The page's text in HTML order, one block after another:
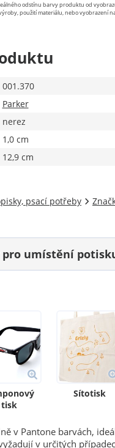
odstínu barvy produktu od
použití materiálu, nebo vyobrazení
001.370
Parker
nerez
1,0 cm
12,9 cm
psací potřeby
pro umístění
tisk
Sítotisk
v Pantone barvách,
v určitých